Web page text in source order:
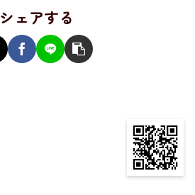
シェアする